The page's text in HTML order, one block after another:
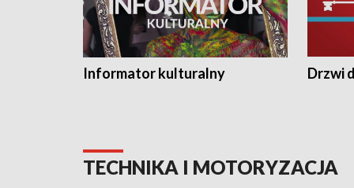
Informator kulturalny Drzwi
TECHNIKA I MOTORYZACJA